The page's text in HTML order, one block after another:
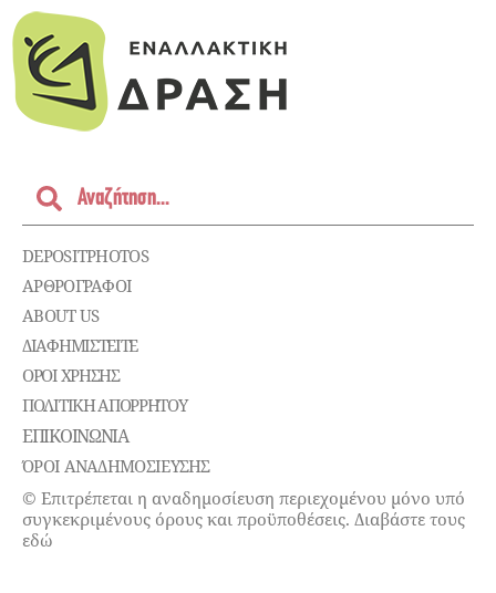
DEPOSITPHOTOS
ΑΡΘΡΟΓΡΑΦΟΙ
ABOUT US
ΔΙΑΦΗΜΙΣΤΕΊΤΕ
ΌΡΟΙ ΧΡΉΣΗΣ
ΠΟΛΙΤΙΚΉ ΑΠΟΡΡΉΤΟΥ
ΕΠΙΚΟΙΝΩΝΊΑ
ΌΡΟΙ ΑΝΑΔΗΜΟΣΙΕΥΣΗΣ
© Επιτρέπεται η αναδημοσίευση περιεχομένου μόνο υπό
συγκεκριμένους όρους και προϋποθέσεις. Διαβάστε τους
εδώ